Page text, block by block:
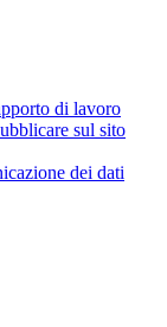
di lavoro
sul sito
dei dati